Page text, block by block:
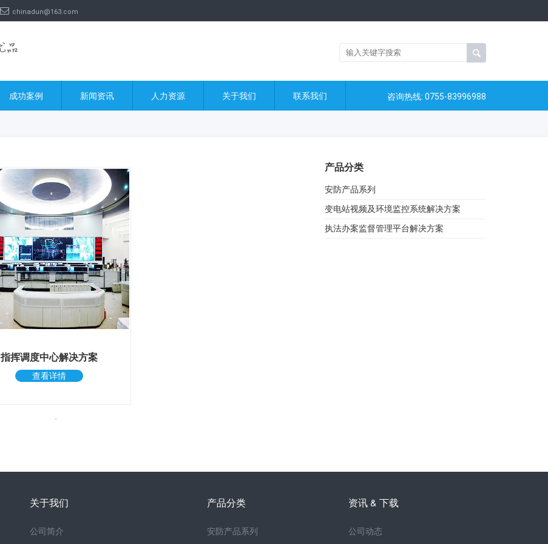
chinadun@163.com
成功案例 新闻资讯 人力资源 关于我们 联系我们 咨询热线: 0755-83996988
指挥调度中心解决方案
查看详情
产品分类
安防产品系列
变电站视频及环境监控系统解决方案
执法办案监督管理平台解决方案
关于我们
公司简介
产品分类
安防产品系列
资讯 & 下载
公司动态